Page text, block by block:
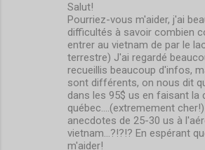
Salut!
Pourriez-vous m'aider, j'ai
difficultés à savoir combien
entrer au vietnam de par le
terrestre) J'ai regardé
recueillis beaucoup d'infos,
sont différents, on nous dit
dans les 95$ us en faisant la
québec....(extremement
anecdotes de 25-30 us à
vietnam...?!?!? En espérant
m'aider!